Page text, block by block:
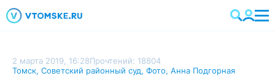
2 марта 2019, 16:28Прочтений: 18804
Томск, Советский районный суд, Фото, Анна Подгорная